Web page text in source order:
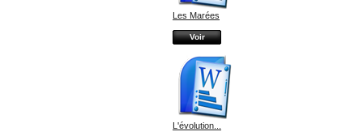
Les Marées
Voir
L'évolution...